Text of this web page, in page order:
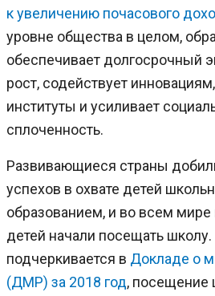
к увеличению почасового
уровне общества в целом,
обеспечивает долгосрочный
рост, содействует
институты и усиливает
сплоченность.
Развивающиеся страны
успехов в охвате детей
образованием, и во всем
детей начали посещать школу.
подчеркивается в Докладе о
(ДМР) за 2018 год, посещение